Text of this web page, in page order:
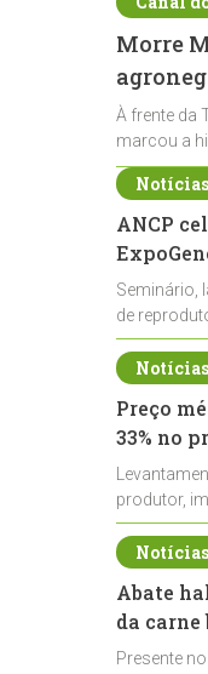
Morre
À frente da
marcou a
ANCP
Seminário,
de
durante a
Preço
33% no
produtor,
de leite cru
Abate
da
Presente